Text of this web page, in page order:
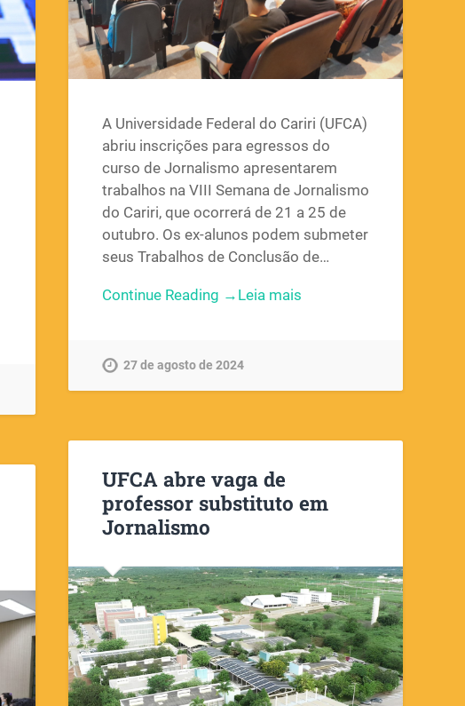
A Universidade Federal do Cariri (UFCA)
abriu inscrições para egressos do
curso de Jornalismo apresentarem
trabalhos na VIII Semana de Jornalismo
do Cariri, que ocorrerá de 21 a 25 de
outubro. Os ex-alunos podem submeter
seus Trabalhos de Conclusão de…
Continue Reading →
27 de agosto de 2024
UFCA abre vaga de
professor substituto em
Jornalismo